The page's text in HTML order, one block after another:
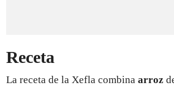
Receta
La receta de la Xefla combina arroz